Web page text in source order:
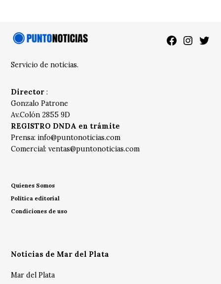
Facebook
Servicio de noticias.
Director :
Gonzalo Patrone
Av.Colón 2855 9D
REGISTRO DNDA en trámite
Prensa: info@puntonoticias.com
Comercial:ventas@puntonoticias.com
Quienes Somos
Política editorial
Condiciones de uso
Noticias de Mar del Plata
Mar del Plata